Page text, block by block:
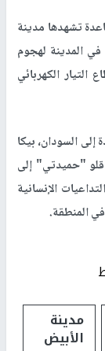
تشهدها مدينة
المدينة لهجوم
الكهربائي
إلى السودان، بيكا
"حميدتي" إلى
الإنسانية
المنطقة.
مدينة
الأبيض